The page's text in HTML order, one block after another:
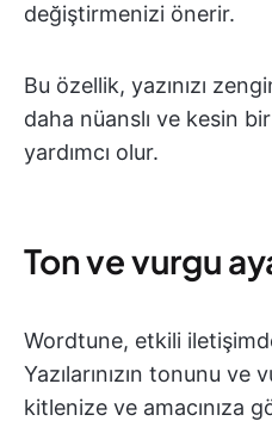
değiştirmenizi önerir.
Bu özellik, yazınızı
daha nüanslı ve kesin
yardımcı olur.
Ton ve vurgu
Wordtune, etkili
Yazılarınızın tonunu ve
kitlenize ve amacınıza